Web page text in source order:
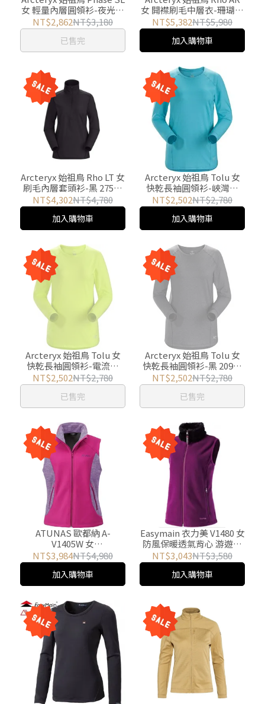
女 輕量內層圓領衫-夜光綠
16242 游遊戶外 Yoyo
Outdoor
NT$2,862NT$3,180
已售完
女 開襟刷毛中層衣-珊瑚紅
11273 游遊戶外 Yoyo
Outdoor
NT$5,382NT$5,980
加入購物車
Arcteryx 始祖鳥 Rho LT 女
刷毛內層套頭衫-黑 27591
游遊戶外 Yoyo Outdoor
NT$4,302NT$4,780
加入購物車
Arcteryx 始祖鳥 Tolu 女
快乾長袖圓領衫-峽灣藍
20953 游遊戶外 Yoyo
Outdoor
NT$2,502NT$2,780
加入購物車
Arcteryx 始祖鳥 Tolu 女
快乾長袖圓領衫-電流綠
20953 游遊戶外 Yoyo
Outdoor
NT$2,502NT$2,780
已售完
Arcteryx 始祖鳥 Tolu 女
快乾長袖圓領衫-黑 20953
游遊戶外 Yoyo Outdoor
NT$2,502NT$2,780
已售完
ATUNAS 歐都納 A-
V1405W 女
WINDSTOPPER防風保暖
背心 紫紅 游遊戶外Yoyo
Outdoor
NT$3,984NT$4,980
加入購物車
Easymain 衣力美 V1480 女
防風保暖透氣背心 游遊戶
外Yoyo Outdoor
NT$3,043NT$3,580
加入購物車